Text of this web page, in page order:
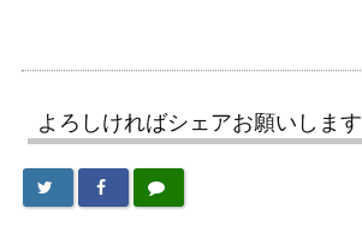
よろしければシェアお願いします